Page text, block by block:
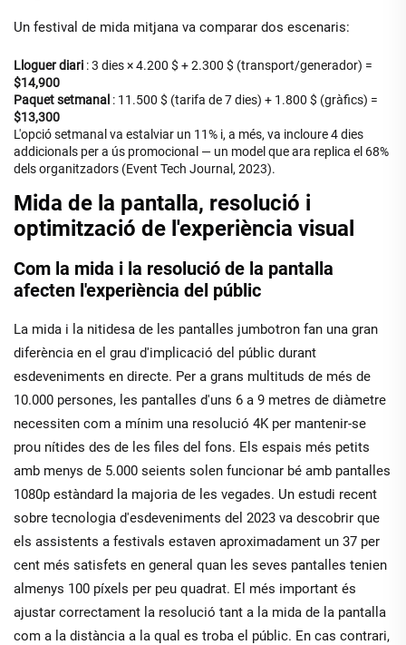
Un festival de mida mitjana va comparar dos escenaris:
Lloguer diari : 3 dies × 4.200 $ + 2.300 $ (transport/generador) =
$14,900
Paquet setmanal : 11.500 $ (tarifa de 7 dies) + 1.800 $ (gràfics) =
$13,300
L'opció setmanal va estalviar un 11% i, a més, va incloure 4 dies
addicionals per a ús promocional — un model que ara replica el 68%
dels organitzadors (Event Tech Journal, 2023).
Mida de la pantalla, resolució i
optimització de l'experiència visual
Com la mida i la resolució de la pantalla
afecten l'experiència del públic
La mida i la nitidesa de les pantalles jumbotron fan una gran
diferència en el grau d'implicació del públic durant
esdeveniments en directe. Per a grans multituds de més de
10.000 persones, les pantalles d'uns 6 a 9 metres de diàmetre
necessiten com a mínim una resolució 4K per mantenir-se
prou nítides des de les files del fons. Els espais més petits
amb menys de 5.000 seients solen funcionar bé amb pantalles
1080p estàndard la majoria de les vegades. Un estudi recent
sobre tecnologia d'esdeveniments del 2023 va descobrir que
els assistents a festivals estaven aproximadament un 37 per
cent més satisfets en general quan les seves pantalles tenien
almenys 100 píxels per peu quadrat. El més important és
ajustar correctament la resolució tant a la mida de la pantalla
com a la distància a la qual es troba el públic. En cas contrari,